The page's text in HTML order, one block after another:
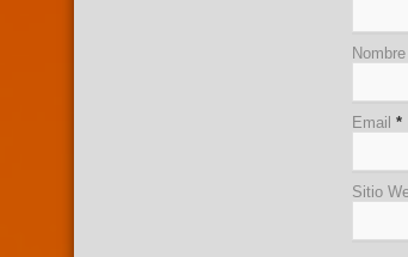
Nombre
Email *
Sitio